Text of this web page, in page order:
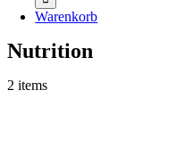
Warenkorb
Nutrition
2 items